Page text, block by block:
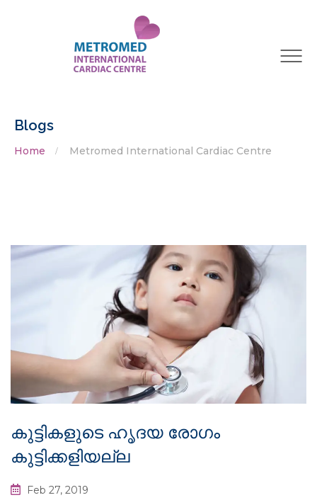
Blogs
Home Metromed International Cardiac Centre
കുട്ടികളുടെ ഹൃദയ രോഗം
കുട്ടിക്കളിയല്ല
Feb 27, 2019